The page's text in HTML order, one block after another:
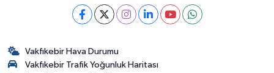
Vakfıkebir Hava Durumu
Vakfıkebir Trafik Yoğunluk Haritası